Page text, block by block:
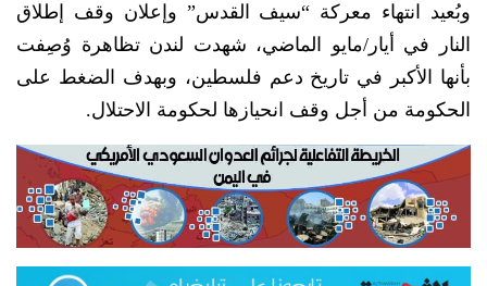
وبُعيد انتهاء معركة “سيف القدس” وإعلان وقف إطلاق
النار في أيار/مايو الماضي، شهدت لندن تظاهرة وُصِفت
بأنها الأكبر في تاريخ دعم فلسطين، وبهدف الضغط على
الحكومة من أجل وقف انحيازها لحكومة الاحتلال.